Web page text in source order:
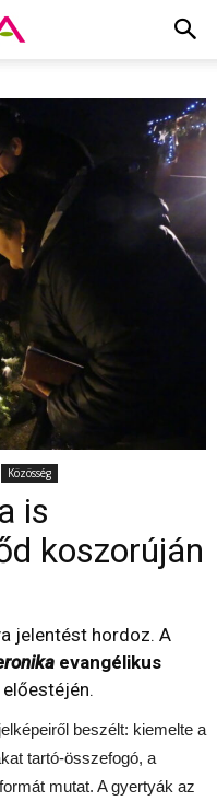
Közösség
is
koszorúján
jelentést hordoz. A
evangélikus
beszélt: kiemelte a
tartó-összefogó, a
mutat. A gyertyák az